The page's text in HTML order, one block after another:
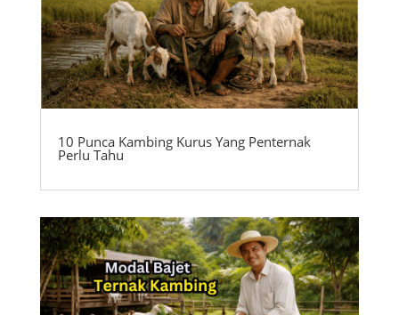
10 Punca Kambing Kurus Yang Penternak
Perlu Tahu